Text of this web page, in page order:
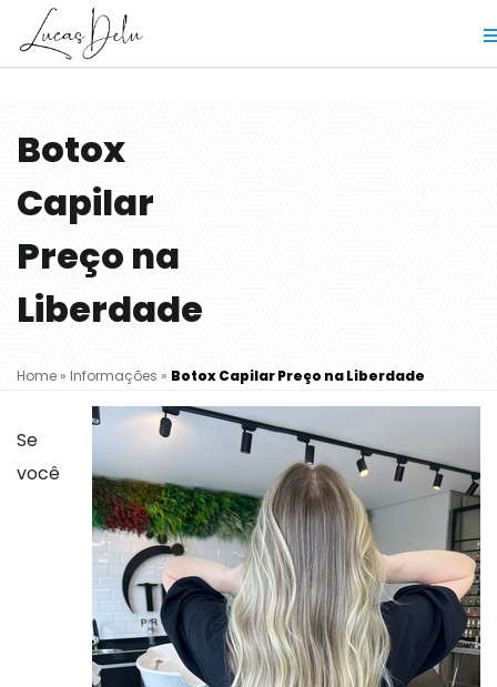
Botox
Capilar
Preço na
Liberdade
Home » Informações » Botox Capilar Preço na Liberdade
Se
você